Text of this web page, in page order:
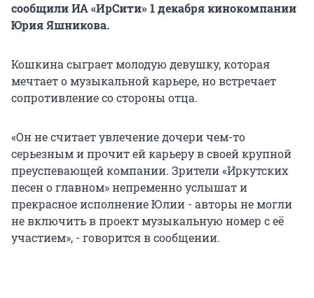
сообщили ИА «ИрСити» 1 декабря кинокомпании
Юрия Яшникова.
Кошкина сыграет молодую девушку, которая
мечтает о музыкальной карьере, но встречает
сопротивление со стороны отца.
«Он не считает увлечение дочери чем-то
серьезным и прочит ей карьеру в своей крупной
преуспевающей компании. Зрители «Иркутских
песен о главном» непременно услышат и
прекрасное исполнение Юлии - авторы не могли
не включить в проект музыкальную номер с её
участием», - говорится в сообщении.